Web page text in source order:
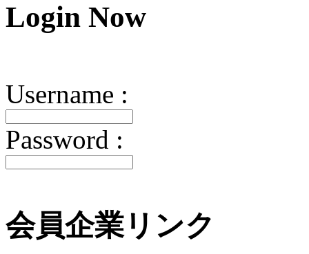
Login Now
Username :
Password :
会員企業リンク